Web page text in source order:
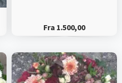
Fra 1.500,00